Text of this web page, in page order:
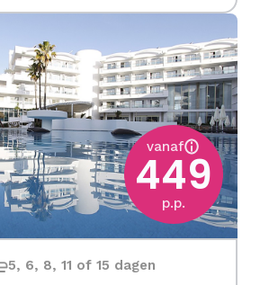
vanaf
449
p.p.
5, 6, 8, 11 of 15 dagen